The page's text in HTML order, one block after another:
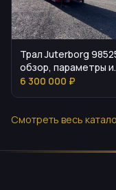
Трал Juterborg
обзор, параметры и
особенности
6 300 000 ₽
Смотреть весь